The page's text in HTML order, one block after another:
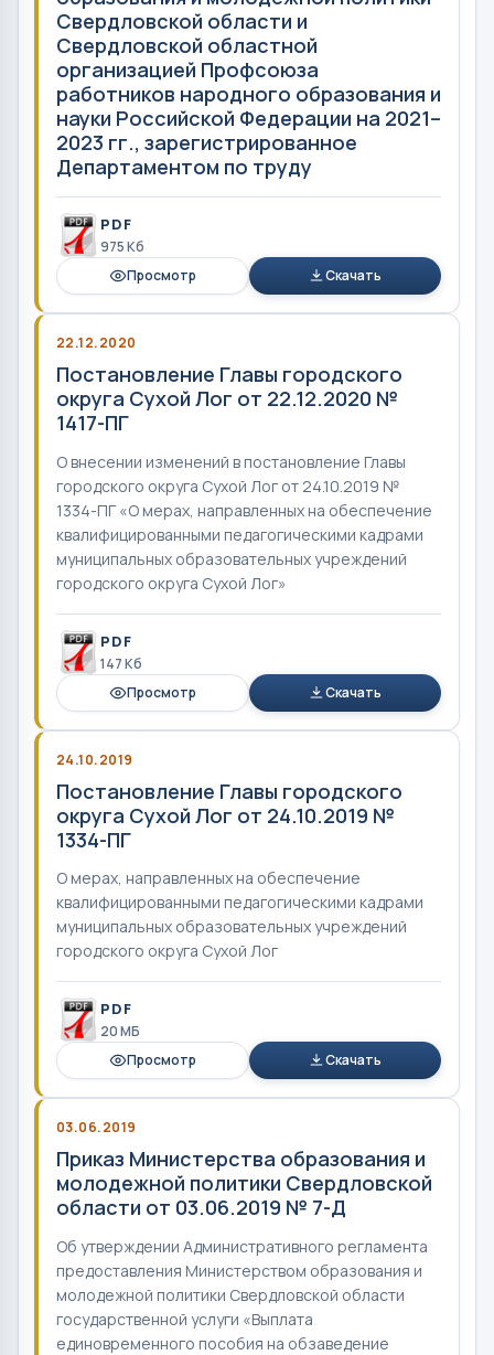
Свердловской области и
Свердловской областной
организацией Профсоюза
работников народного образования и
науки Российской Федерации на 2021–
2023 гг., зарегистрированное
Департаментом по труду
PDF
975 Кб
Просмотр
Скачать
22.12.2020
Постановление Главы городского
округа Сухой Лог от 22.12.2020 №
1417-ПГ
О внесении изменений в постановление Главы
городского округа Сухой Лог от 24.10.2019 №
1334-ПГ «О мерах, направленных на обеспечение
квалифицированными педагогическими кадрами
муниципальных образовательных учреждений
городского округа Сухой Лог»
PDF
147 Кб
Просмотр
Скачать
24.10.2019
Постановление Главы городского
округа Сухой Лог от 24.10.2019 №
1334-ПГ
О мерах, направленных на обеспечение
квалифицированными педагогическими кадрами
муниципальных образовательных учреждений
городского округа Сухой Лог
PDF
20 MБ
Просмотр
Скачать
03.06.2019
Приказ Министерства образования и
молодежной политики Свердловской
области от 03.06.2019 № 7-Д
Об утверждении Административного регламента
предоставления Министерством образования и
молодежной политики Свердловской области
государственной услуги «Выплата
единовременного пособия на обзаведение